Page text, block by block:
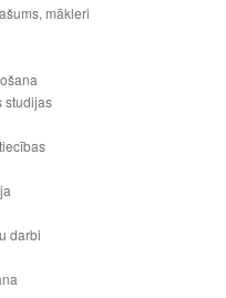
mākleri
studijas
darbi